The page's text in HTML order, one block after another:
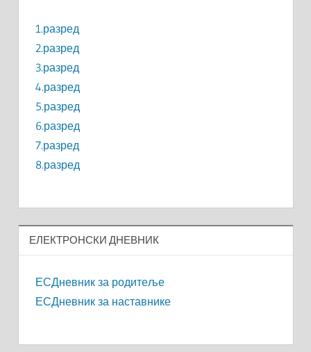
1.разред
2.разред
3.разред
4.разред
5.разред
6.разред
7.разред
8.разред
ЕЛЕКТРОНСКИ ДНЕВНИК
ЕСДневник за родитеље
ЕСДневник за наставнике